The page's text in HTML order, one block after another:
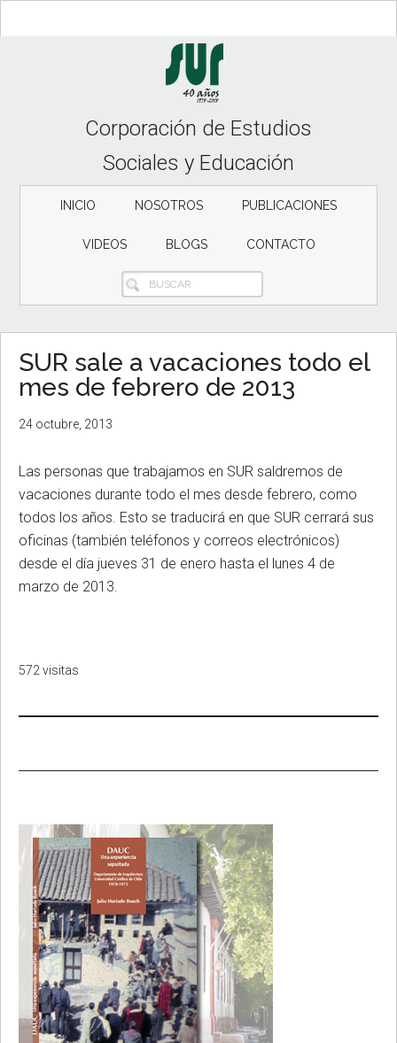
to
to
to
Corporación de Estudios
Sociales y Educación
INICIO NOSOTROS PUBLICACIONES
VIDEOS BLOGS CONTACTO
BUSCAR
SUR sale a vacaciones todo el
mes de febrero de 2013
24 octubre, 2013
Las personas que trabajamos en SUR saldremos de
vacaciones durante todo el mes desde febrero, como
todos los años. Esto se traducirá en que SUR cerrará sus
oficinas (también teléfonos y correos electrónicos)
desde el día jueves 31 de enero hasta el lunes 4 de
marzo de 2013.
572 visitas
Primary
Sidebar